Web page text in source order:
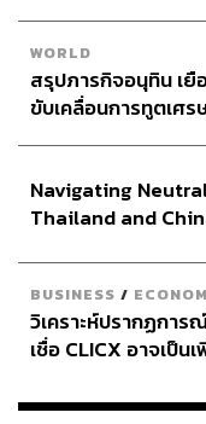
WORLD
สรุปภารกิจอนุทิน เยื
ขับเคลื่อนการทูตเศร
Navigating
Thailand and
BUSINESS /
วิเคราะห์ปรากฏกา
เชื่อ CLICX อาจเป็น
เรือนไทยที่ถูกซุกไว้